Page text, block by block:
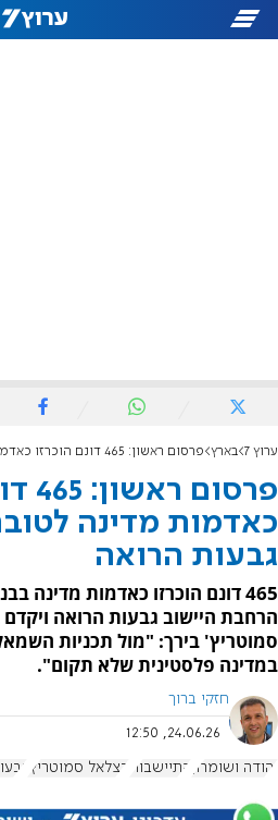
ערוץ 7 בארץ פרסום ראשון: 465 דונם הוכרזו כאדמות מדינה לטובת הרחבת גבעות הרואה
כאדמות מדינה
גבעות הרואה
465 דונם הוכרזו כאדמות
הרחבת היישוב גבעות הרואה
סמוטריץ' בירך: "מול תכניות
במדינה פלסטינית שלא תקום".
חזקי ברוך
24.06.26, 12:50
יהודה ושומרון התיישבות בצלאל סמוטריץ'